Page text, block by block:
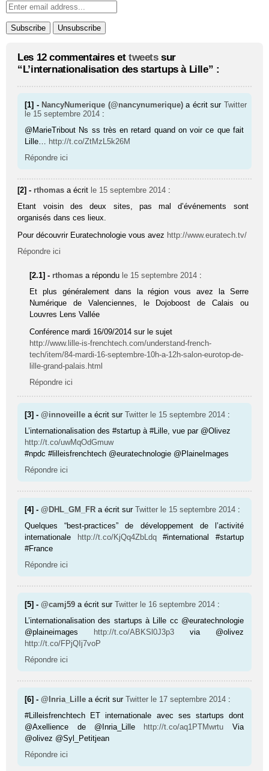
Les 12 commentaires et tweetssur
“L’internationalisation des startups à Lille” :
[1] - NancyNumerique (@nancynumerique) a écrit sur Twitter
le 15 septembre 2014 :
@MarieTribout Ns ss très en retard quand on voir ce que fait
Lille…
http://t.co/ZtMzL5k26M
Répondre ici
[2] - rthomas a écrit le 15 septembre 2014 :
Etant voisin des deux sites, pas mal d’événements sont
organisés dans ces lieux.
Pour découvrir Euratechnologie vous avez http://www.euratech.tv/
Répondre ici
[2.1] - rthomas a répondu le 15 septembre 2014 :
Et plus généralement dans la région vous avez la Serre
Numérique de Valenciennes, le Dojoboost de Calais ou
Louvres Lens Vallée
Conférence mardi 16/09/2014 sur le sujet
http://www.lille-is-frenchtech.com/understand-french-
tech/item/84-mardi-16-septembre-10h-a-12h-salon-eurotop-de-
lille-grand-palais.html
Répondre ici
[3] -@innoveille a écrit surTwitter le 15 septembre 2014 :
L’internationalisation des #startup à #Lille, vue par @Olivez
http://t.co/uwMqOdGmuw
#npdc #lilleisfrenchtech @euratechnologie @PlaineImages
Répondre ici
[4] -@DHL_GM_FR a écrit surTwitter le 15 septembre 2014 :
Quelques “best-practices” de développement de l’activité
internationale
http://t.co/KjQq4ZbLdq#international #startup
#France
Répondre ici
[5] -@camj59 a écrit surTwitter le 16 septembre 2014 :
L’internationalisation des startups à Lille cc @euratechnologie
@plaineimages
http://t.co/ABKSl0J3p3 via @olivez
http://t.co/FPjQIj7voP
Répondre ici
[6] -@Inria_Lille a écrit surTwitter le 17 septembre 2014 :
#Lilleisfrenchtech ET internationale avec ses startups dont
@Axellience de @Inria_Lille
http://t.co/aq1PTMwrtu Via
@olivez @Syl_Petitjean
Répondre ici